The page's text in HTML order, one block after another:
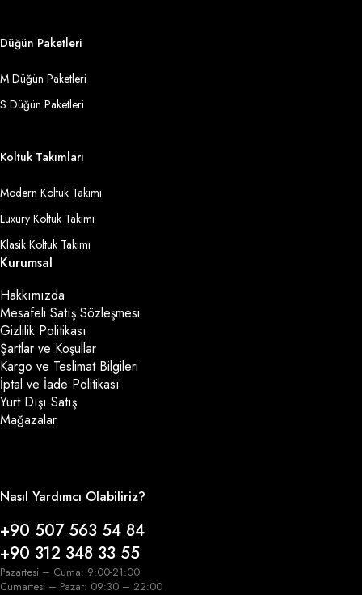
Düğün Paketleri
M Düğün Paketleri
S Düğün Paketleri
Koltuk Takımları
Modern Koltuk Takımı
Luxury Koltuk Takımı
Klasik Koltuk Takımı
Kurumsal
Hakkımızda
Mesafeli Satış Sözleşmesi
Gizlilik Politikası
Şartlar ve Koşullar
Kargo ve Teslimat Bilgileri
İptal ve İade Politikası
Yurt Dışı Satış
Mağazalar
Nasıl Yardımcı Olabiliriz?
+90 507 563 54 84
+90 312 348 33 55
Pazartesi – Cuma: 9:00-21:00
Cumartesi – Pazar: 09:30 – 22:00